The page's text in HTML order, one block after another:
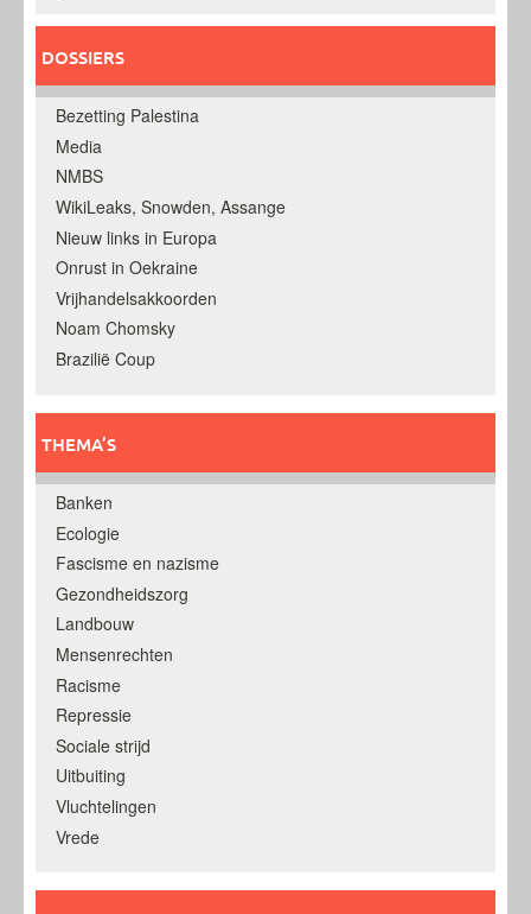
DOSSIERS
Bezetting Palestina
Media
NMBS
WikiLeaks, Snowden, Assange
Nieuw links in Europa
Onrust in Oekraine
Vrijhandelsakkoorden
Noam Chomsky
Brazilië Coup
THEMA’S
Banken
Ecologie
Fascisme en nazisme
Gezondheidszorg
Landbouw
Mensenrechten
Racisme
Repressie
Sociale strijd
Uitbuiting
Vluchtelingen
Vrede